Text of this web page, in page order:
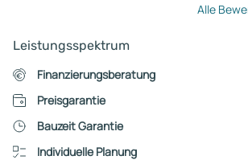
Alle
Leistungsspektrum
Finanzierungsberatung
Preisgarantie
Bauzeit Garantie
Individuelle Planung